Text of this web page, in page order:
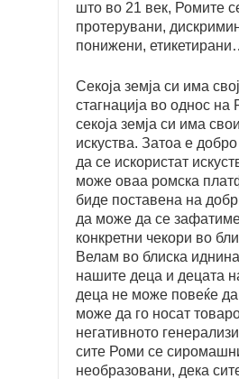
што во 21 век, Ромите
протерувани,
понижени,
Секоја земја си има
стагнација во однос на
секоја земја си има
искуства. Затоа е
да се искористат
може оваа ромска
биде поставена на
да може да се
конкретни чекори во
Велам во блиска
нашите деца и децата
деца не може повеќе
може да го носат
негативното
сите Роми се
необразовани, дека